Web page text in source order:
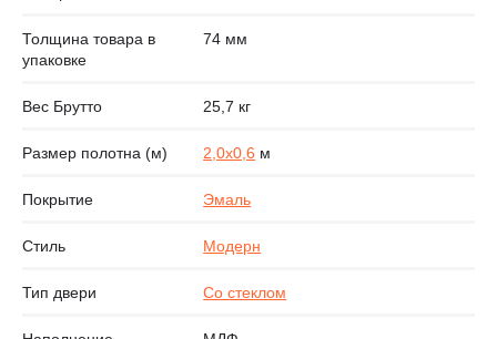
Толщина товара в
упаковке
74 мм
Вес Брутто 25,7 кг
Размер полотна (м) 2,0х0,6 м
Покрытие Эмаль
Стиль Модерн
Тип двери Со стеклом